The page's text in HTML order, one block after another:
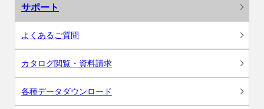
サポート
よくあるご質問
カタログ閲覧・資料請求
各種データダウンロード